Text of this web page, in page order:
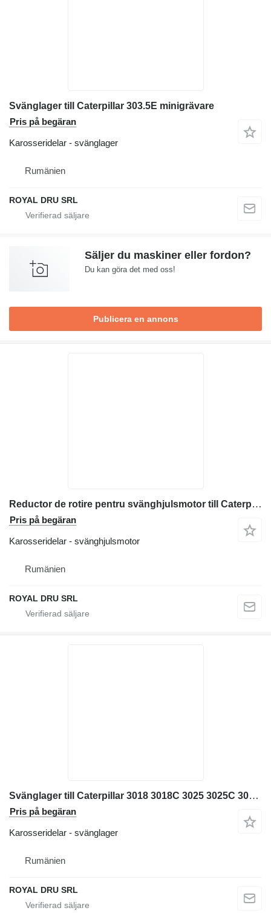
Svänglager till Caterpillar 303.5E minigrävare
Pris på begäran
Karosseridelar - svänglager
Rumänien
ROYAL DRU SRL
Säljer du maskiner eller fordon?
Du kan göra det med oss!
Publicera en annons
Reductor de rotire pentru svänghjulsmotor till Caterpillar 302.5, 303.5, 304.5 grävmaskin
Pris på begäran
Karosseridelar - svänghjulsmotor
Rumänien
ROYAL DRU SRL
Svänglager till Caterpillar 3018 3018C 3025 3025C 3035 303 minigrävare
Pris på begäran
Karosseridelar - svänglager
Rumänien
ROYAL DRU SRL